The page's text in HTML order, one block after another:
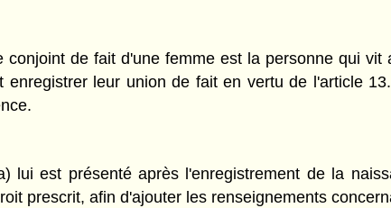
de fait d'une femme est la personne qui
leur union de fait en vertu de l'article
lui est présenté après l'enregistrement de la
prescrit, afin d'ajouter les renseignements